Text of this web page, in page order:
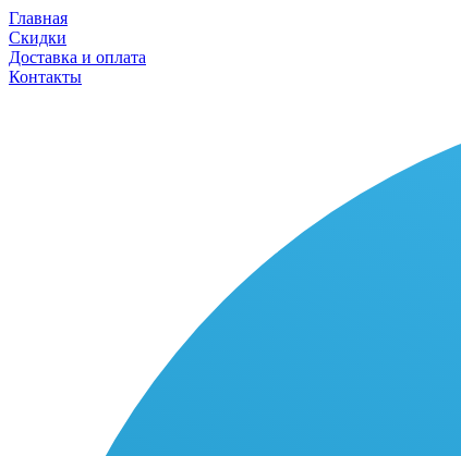
Главная
Скидки
Доставка и оплата
Контакты